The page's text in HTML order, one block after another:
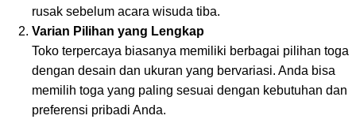
rusak sebelum acara wisuda tiba.
Varian Pilihan yang Lengkap
Toko terpercaya biasanya memiliki berbagai pilihan toga
dengan desain dan ukuran yang bervariasi. Anda bisa
memilih toga yang paling sesuai dengan kebutuhan dan
preferensi pribadi Anda.